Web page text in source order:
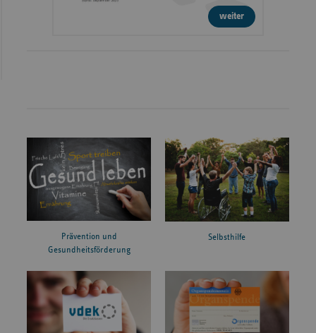
weiter
Prävention und
Gesundheitsförderung
Selbsthilfe